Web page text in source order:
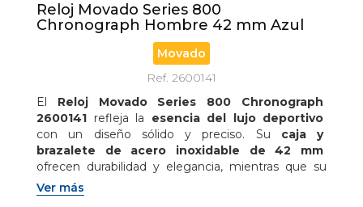
Reloj Movado Series 800
Chronograph Hombre 42 mm Azul
Movado
Ref. 2600141
El Reloj Movado Series 800 Chronograph
2600141 refleja la esencia del lujo deportivo
con un diseño sólido y preciso. Su caja y
brazalete de acero inoxidable de 42 mm
ofrecen durabilidad y elegancia, mientras que su
carátula azul con subesferas de cronógrafo
destaca por su funcionalidad y estilo. Un reloj
Ver más